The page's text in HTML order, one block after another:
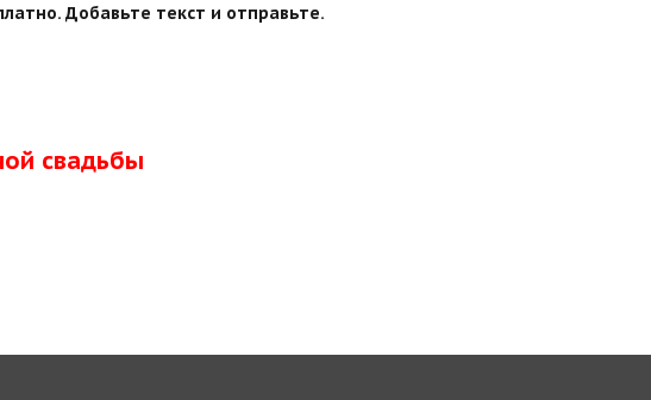
Добавьте текст и отправьте.
свадьбы